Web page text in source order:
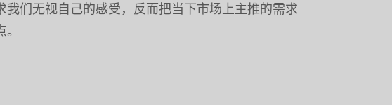
我们无视自己的感受，反而把当下市场上主推的需求